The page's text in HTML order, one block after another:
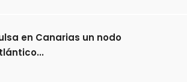
en Canarias un nodo